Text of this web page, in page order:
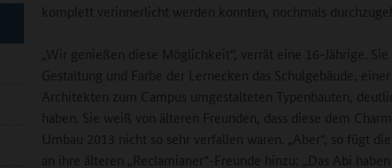
komplett verinnerlicht werden konnten, nochmals
„Wir genießen diese Möglichkeit“, verrät eine 16-Jährige. Sie
Gestaltung und Farbe der Lernecken das Schulgebäude,
Architekten zum Campus umgestalteten Typenbauten,
haben. Sie weiß von älteren Freunden, dass diese dem
Umbau 2013 nicht so sehr verfallen waren. „Aber“, so fügt
an ihre älteren „Reclamianer“-Freunde hinzu: „Das Abi